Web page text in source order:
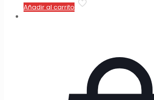
Añadir al carrito